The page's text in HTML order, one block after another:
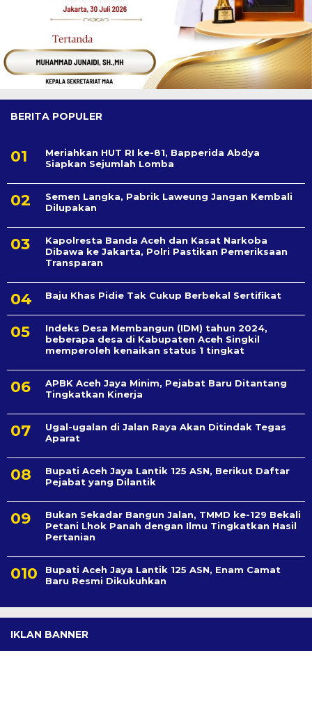
BERITA POPULER
Meriahkan HUT RI ke-81, Bapperida Abdya
Siapkan Sejumlah Lomba
Semen Langka, Pabrik Laweung Jangan Kembali
Dilupakan
Kapolresta Banda Aceh dan Kasat Narkoba
Dibawa ke Jakarta, Polri Pastikan Pemeriksaan
Transparan
Baju Khas Pidie Tak Cukup Berbekal Sertifikat
Indeks Desa Membangun (IDM) tahun 2024,
beberapa desa di Kabupaten Aceh Singkil
memperoleh kenaikan status 1 tingkat
APBK Aceh Jaya Minim, Pejabat Baru Ditantang
Tingkatkan Kinerja
Ugal-ugalan di Jalan Raya Akan Ditindak Tegas
Aparat
Bupati Aceh Jaya Lantik 125 ASN, Berikut Daftar
Pejabat yang Dilantik
Bukan Sekadar Bangun Jalan, TMMD ke-129 Bekali
Petani Lhok Panah dengan Ilmu Tingkatkan Hasil
Pertanian
Bupati Aceh Jaya Lantik 125 ASN, Enam Camat
Baru Resmi Dikukuhkan
IKLAN BANNER